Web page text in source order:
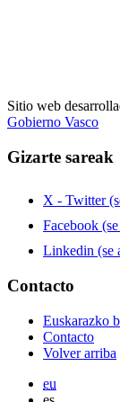
Sitio web
Gobierno Vasco
Gizarte sareak
X - Twitter
Facebook
Linkedin (se
Contacto
Euskarazko
Contacto
Volver arriba
eu